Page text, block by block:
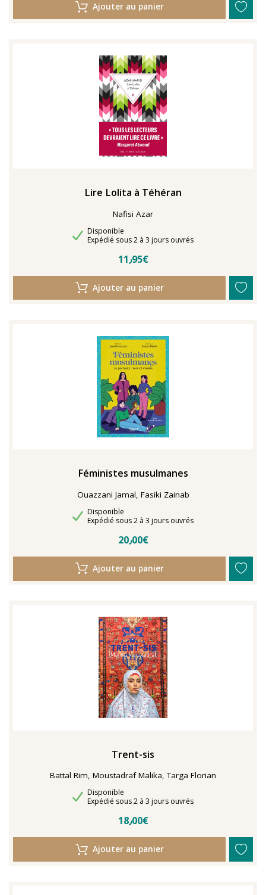
Ajouter au panier
Lire Lolita à Téhéran
Nafisi Azar
Disponibilité
Disponible
Délais de livraison
Expédié sous 2 à 3 jours ouvrés
11٫95€
Ajouter au panier
Féministes musulmanes
Ouazzani Jamal, Fasiki Zainab
Disponibilité
Disponible
Délais de livraison
Expédié sous 2 à 3 jours ouvrés
20٫00€
Ajouter au panier
Trent-sis
Battal Rim, Moustadraf Malika, Targa Florian
Disponibilité
Disponible
Délais de livraison
Expédié sous 2 à 3 jours ouvrés
18٫00€
Ajouter au panier